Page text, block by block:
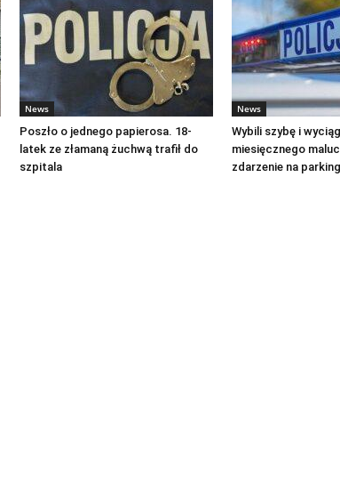
News
Poszło o jednego papierosa. 18-
latek ze złamaną żuchwą trafił do
szpitala
News
Wybili szybę i
miesięcznego
zdarzenie na